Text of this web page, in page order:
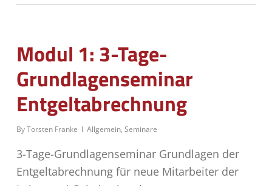
Modul 1: 3-Tage-
Grundlagenseminar
Entgeltabrechnung
ByTorsten Franke Allgemein, Seminare
3-Tage-Grundlagenseminar Grundlagen der
Entgeltabrechnung für neue Mitarbeiter der